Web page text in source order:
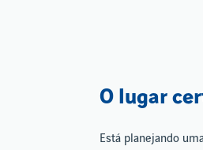
O lugar
Está planejando